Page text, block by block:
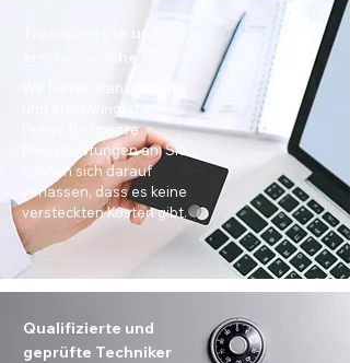
Wir bieten transparente
und erschwingliche
Preise für unsere
Dienstleistungen an. Sie
können sich darauf
verlassen, dass es keine
versteckten Kosten gibt.
Qualifizierte und
geprüfte Techniker